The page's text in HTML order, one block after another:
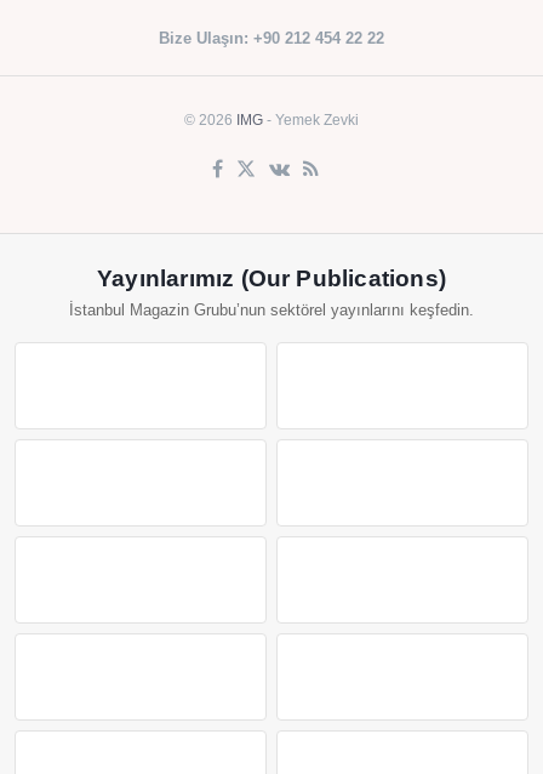
Bize Ulaşın: +90 212 454 22 22
© 2026 IMG - Yemek Zevki
Yayınlarımız (Our Publications)
İstanbul Magazin Grubu’nun sektörel yayınlarını keşfedin.